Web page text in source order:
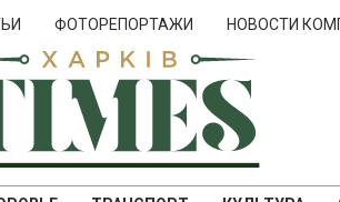
ФОТОРЕПОРТАЖИ НОВОСТИ